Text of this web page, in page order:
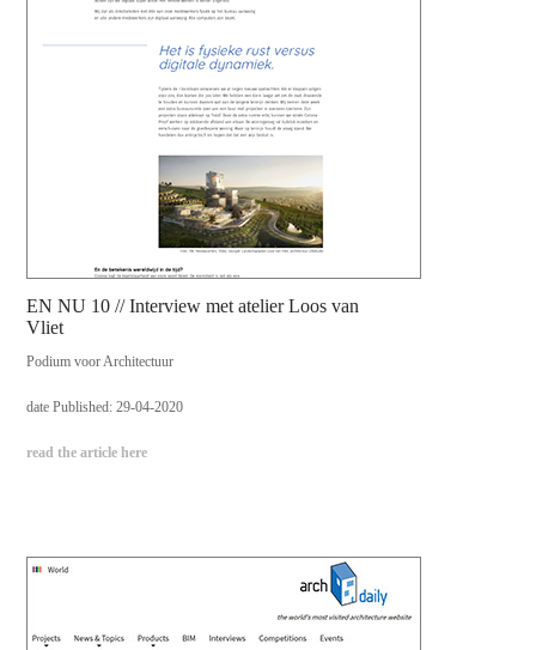
EN NU 10 // Interview met atelier Loos van
Vliet
Podium voor Architectuur
date Published: 29-04-2020
read the article here